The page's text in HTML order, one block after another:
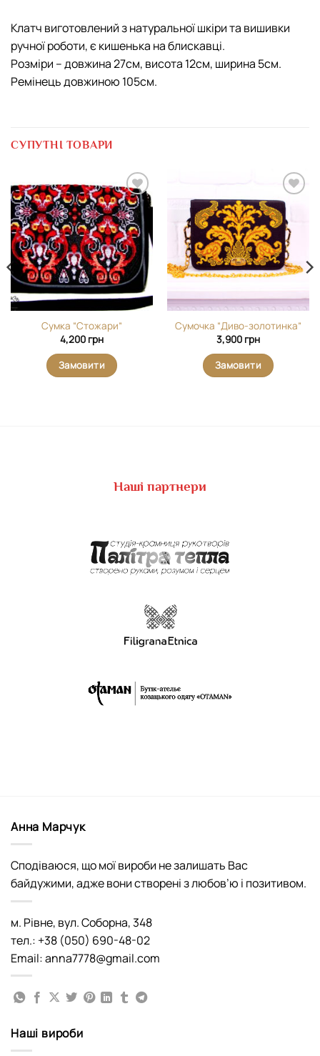
Клатч виготовлений з натуральної шкіри та вишивки
ручної роботи, є кишенька на блискавці.
Розміри – довжина 27см, висота 12см, ширина 5см.
Ремінець довжиною 105см.
СУПУТНІ ТОВАРИ
Додати
виріб у
вибране
Сумка “Стожари”
4,200 грн
Замовити
Додати
виріб у
вибране
Сумочка “Диво-золотинка”
3,900 грн
Замовити
Наші партнери
Анна Марчук
Сподіваюся, що мої вироби не залишать Вас
байдужими, адже вони створені з любов’ю і позитивом.
м. Рівне, вул. Соборна, 348
тел.: +38 (050) 690-48-02
Email: anna7778@gmail.com
Наші вироби